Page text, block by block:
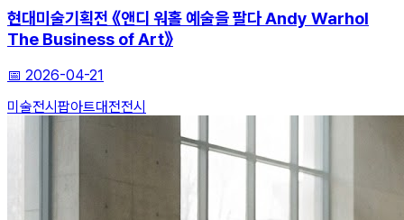
현대미술기획전 《앤디 워홀 예술을 팔다 Andy Warhol
The Business of Art》
📅 2026-04-21
미술전시 팝아트대전전시